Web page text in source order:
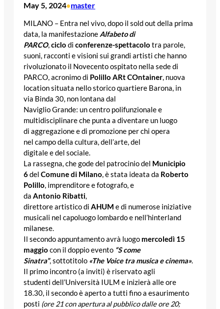
May 5, 2024•master
MILANO – Entra nel vivo, dopo il sold out della prima
data, la manifestazione Alfabeto di
PARCO,ciclo di conferenze-spettacolo tra parole,
suoni, racconti e visioni sui grandi artisti che hanno
rivoluzionato il Novecento ospitato nella sede di
PARCO, acronimo di Polillo ARt COntainer, nuova
location situata nellostorico quartiere Barona, in
via Binda 30, non lontana dal
Naviglio Grande: un centro polifunzionale e
multidisciplinare che punta a diventare un luogo
di aggregazione e di promozione per chi opera
nel campo della cultura, dell’arte, del
digitale e del sociale.
La rassegna, che gode del patrocinio del Municipio
6del Comune di Milano, è stata ideata da Roberto
Polillo, imprenditore e fotografo, e
da Antonio Ribatti,
direttore artistico di AHUM e di numerose iniziative
musicali nel capoluogo lombardo e nell’hinterland
milanese.
Il secondo appuntamento avrà luogo mercoledì 15
maggio con il doppio evento “S come
Sinatra”, sottotitolo «The Voice tra musica e cinema».
Il primo incontro (a inviti) è riservato agli
studenti dell’Università IULM e inizierà alle ore
18.30, il secondo è aperto a tutti fino a esaurimento
posti (ore 21 con apertura al pubblico dalle ore 20;